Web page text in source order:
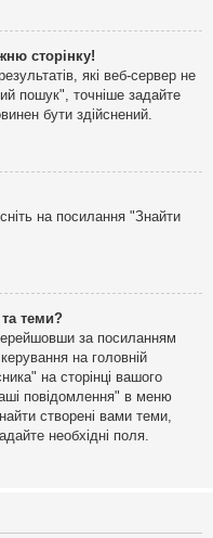
сторінку!
які веб-сервер не
пошук", точніше задайте
бути здійснений.
на посилання "Знайти
теми?
за посиланням
на головній
на сторінці вашого
повідомлення" в меню
створені вами теми,
необхідні поля.